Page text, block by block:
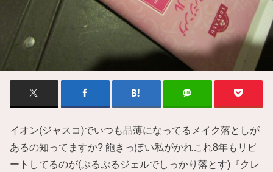
イオン(ジャスコ)でいつも品薄になってるメイク落としが
あるの知ってますか? 飽きっぽい私がかれこれ8年もリピ
ートしてるのが(ぷるぷるジェルでしっかり落とす)『クレ